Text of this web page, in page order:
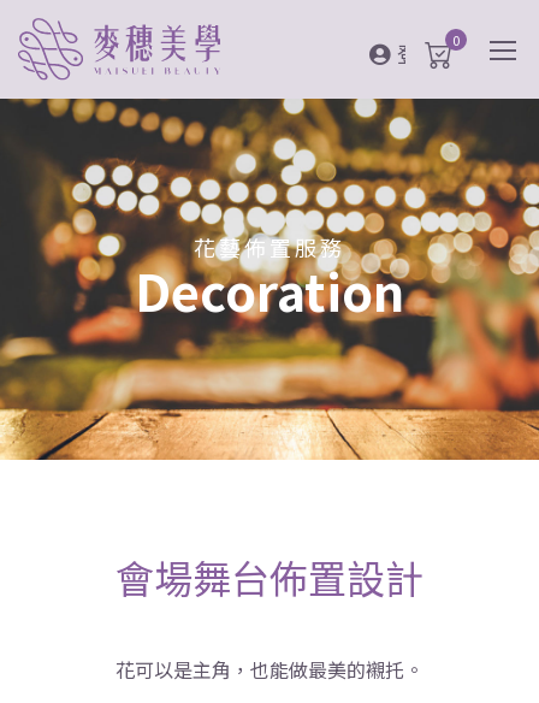
登入 0
花藝佈置服務
Decoration
會場舞台佈置設計
花可以是主角，也能做最美的襯托。